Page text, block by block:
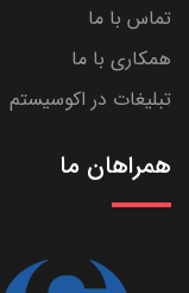
تماس با ما
همکاری با ما
تبلیغات در اکوسیستم
همراهان ما